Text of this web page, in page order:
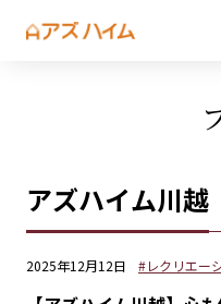
アズハイム川越
2025年12月12日 #レクリエー